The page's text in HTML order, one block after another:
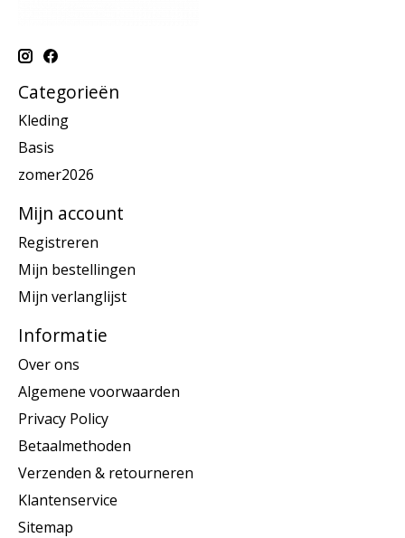
Categorieën
Kleding
Basis
zomer2026
Mijn account
Registreren
Mijn bestellingen
Mijn verlanglijst
Informatie
Over ons
Algemene voorwaarden
Privacy Policy
Betaalmethoden
Verzenden & retourneren
Klantenservice
Sitemap